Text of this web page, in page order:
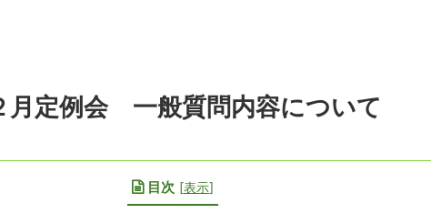
月定例会 一般質問内容について
目次 [表示]